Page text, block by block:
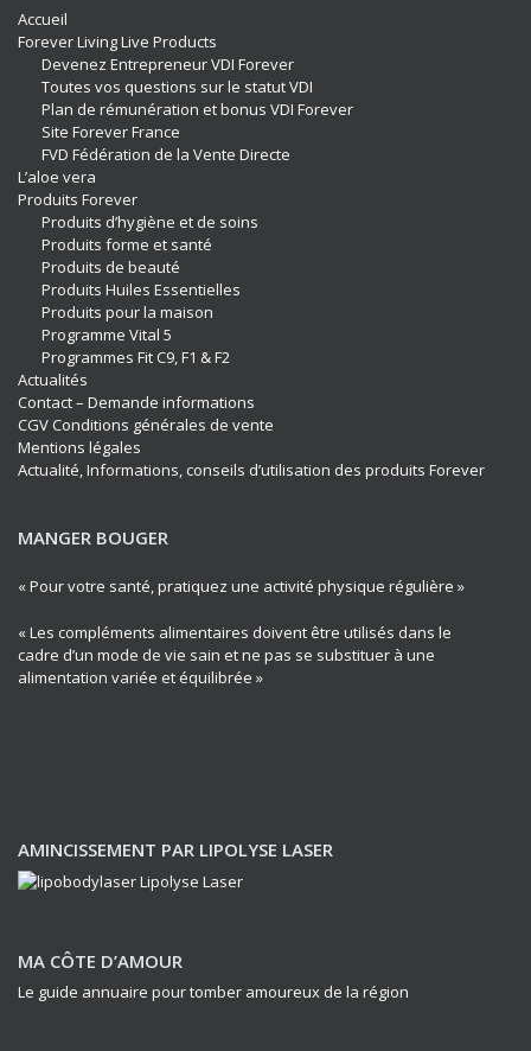
Accueil
Forever Living Live Products
Devenez Entrepreneur VDI Forever
Toutes vos questions sur le statut VDI
Plan de rémunération et bonus VDI Forever
Site Forever France
FVD Fédération de la Vente Directe
L’aloe vera
Produits Forever
Produits d’hygiène et de soins
Produits forme et santé
Produits de beauté
Produits Huiles Essentielles
Produits pour la maison
Programme Vital 5
Programmes Fit C9, F1 & F2
Actualités
Contact – Demande informations
CGV Conditions générales de vente
Mentions légales
Actualité, Informations, conseils d’utilisation des produits Forever
MANGER BOUGER
« Pour votre santé, pratiquez une activité physique régulière »
« Les compléments alimentaires doivent être utilisés dans le
cadre d’un mode de vie sain et ne pas se substituer à une
alimentation variée et équilibrée »
AMINCISSEMENT PAR LIPOLYSE LASER
MA CÔTE D’AMOUR
Le guide annuaire pour tomber amoureux de la région